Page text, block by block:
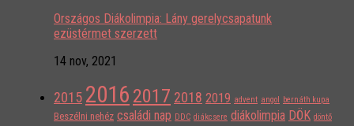
Országos Diákolimpia: Lány gerelycsapatunk
ezüstérmet szerzett
14 nov, 2021
2015 2016 2017 2018 2019 advent angol bernáth kupa
Beszélni nehéz családi nap DDC diákcsere diákolimpia DÖK döntő